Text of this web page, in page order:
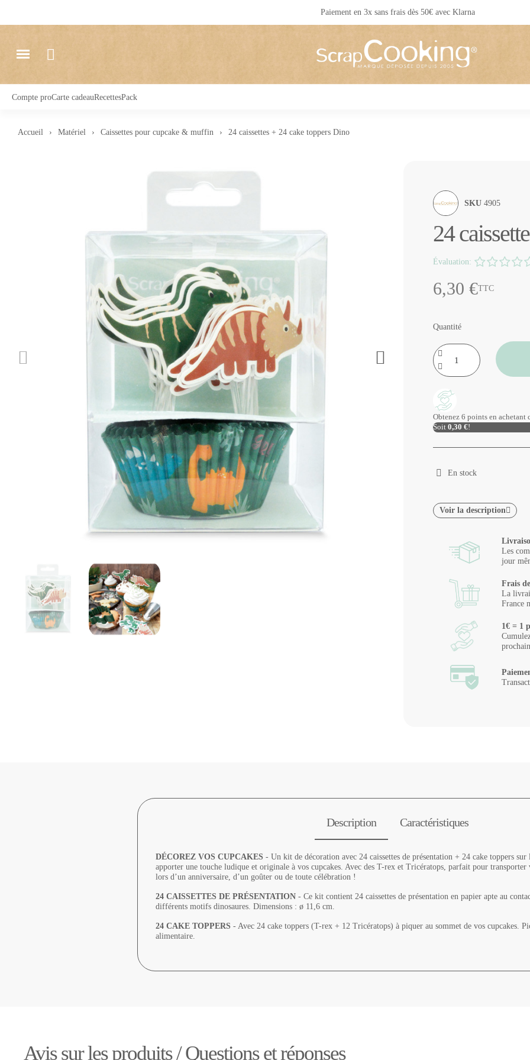
Livraison 24 / 48 h partout en France
Compte proCarte cadeauRecettesPack
Accueil Matériel Caissettes pour cupcake & muffin 24 caissettes + 24 cake toppers Dino
SKU 4905
24
Évaluation:
6,30 €TTC
Quantité
Obtenez 6 points en achetant
Soit 0,30 €!
En stock
Voir la description
Les
jour
Frais
La
France
1€ = 1
Description Caractéristiques
DÉCOREZ VOS CUPCAKES - Un kit de décoration avec 24 caissettes de présentation + 24 cake toppers
apporter une touche ludique et originale à vos cupcakes. Avec des T-rex et Tricératops, parfait pour transporter
lors d’un anniversaire, d’un goûter ou de toute célébration !
24 CAISSETTES DE PRÉSENTATION - Ce kit contient 24 caissettes de présentation en papier apte au
différents motifs dinosaures. Dimensions : ø 11,6 cm.
24 CAKE TOPPERS - Avec 24 cake toppers (T-rex + 12 Tricératops) à piquer au sommet de vos cupcakes.
alimentaire.
Avis sur les produits / Questions et réponses